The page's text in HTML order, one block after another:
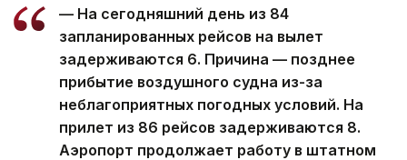
— На сегодняшний день из 84
запланированных рейсов на вылет
задерживаются 6. Причина — позднее
прибытие воздушного судна из-за
неблагоприятных погодных условий. На
прилет из 86 рейсов задерживаются 8.
Аэропорт продолжает работу в штатном